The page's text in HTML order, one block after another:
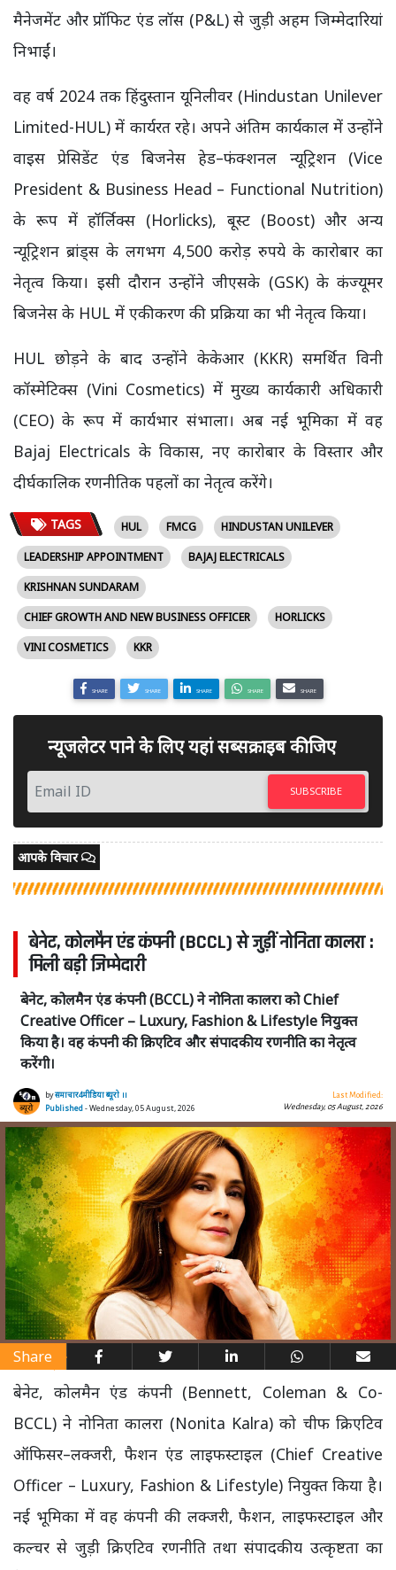
मैनेजमेंट और प्रॉफिट एंड लॉस (P&L) से जुड़ी अहम जिम्मेदारियां
निभाईं।
वह वर्ष 2024 तक हिंदुस्तान यूनिलीवर (Hindustan Unilever
Limited-HUL) में कार्यरत रहे। अपने अंतिम कार्यकाल में उन्होंने
वाइस प्रेसिडेंट एंड बिजनेस हेड–फंक्शनल न्यूट्रिशन (Vice
President & Business Head – Functional Nutrition)
के रूप में हॉर्लिक्स (Horlicks), बूस्ट (Boost) और अन्य
न्यूट्रिशन ब्रांड्स के लगभग 4,500 करोड़ रुपये के कारोबार का
नेतृत्व किया। इसी दौरान उन्होंने जीएसके (GSK) के कंज्यूमर
बिजनेस के HUL में एकीकरण की प्रक्रिया का भी नेतृत्व किया।
HUL छोड़ने के बाद उन्होंने केकेआर (KKR) समर्थित विनी
कॉस्मेटिक्स (Vini Cosmetics) में मुख्य कार्यकारी अधिकारी
(CEO) के रूप में कार्यभार संभाला। अब नई भूमिका में वह
Bajaj Electricals के विकास, नए कारोबार के विस्तार और
दीर्घकालिक रणनीतिक पहलों का नेतृत्व करेंगे।
TAGS HUL FMCG
HINDUSTAN UNILEVER
LEADERSHIP APPOINTMENT
BAJAJ ELECTRICALS
KRISHNAN SUNDARAM
CHIEF GROWTH AND NEW BUSINESS OFFICER
HORLICKS
VINI COSMETICS
KKR
SHARE SHARE SHARE SHARE SHARE
न्यूजलेटर पाने के लिए यहां सब्सक्राइब कीजिए
SUBSCRIBE
आपके विचार
बेनेट, कोलमैन एंड कंपनी (BCCL) से जुड़ीं नोनिता कालरा :
मिली बड़ी जिम्मेदारी
बेनेट, कोलमैन एंड कंपनी (BCCL) ने नोनिता कालरा को Chief
Creative Officer – Luxury, Fashion & Lifestyle नियुक्त
किया है। वह कंपनी की क्रिएटिव और संपादकीय रणनीति का नेतृत्व
करेंगी।
byसमाचार4मीडिया ब्यूरो ।।
Published- Wednesday, 05 August, 2026
Last Modified:
Wednesday, 05 August, 2026
Share
बेनेट, कोलमैन एंड कंपनी (Bennett, Coleman & Co-
BCCL) ने नोनिता कालरा (Nonita Kalra) को चीफ क्रिएटिव
ऑफिसर–लक्जरी, फैशन एंड लाइफस्टाइल (Chief Creative
Officer – Luxury, Fashion & Lifestyle) नियुक्त किया है।
नई भूमिका में वह कंपनी की लक्जरी, फैशन, लाइफस्टाइल और
कल्चर से जुड़ी क्रिएटिव रणनीति तथा संपादकीय उत्कृष्टता का